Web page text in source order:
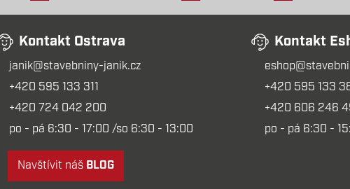
Kontakt Ostrava
janik@stavebniny-janik.cz
+420 595 133 311
+420 724 042 200
po - pá 6:30 - 17:00 /so 6:30 - 13:00
Navštívit náš BLOG
Kontakt
+420 595 133
+420 606 246
po - pá 6:30 -